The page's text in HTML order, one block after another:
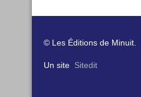
© Les Éditions de Minuit.
Un site Sitedit